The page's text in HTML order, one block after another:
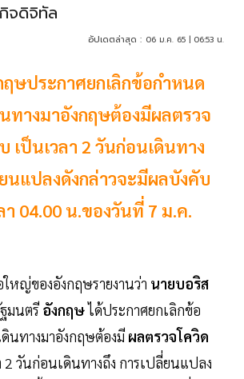
จดิจิทัล
อัปเดตล่าสุด : 06 ม.ค. 65 | 06:53 น.
ฤษประกาศยกเลิกข้อกำหนด
ทางมาอังกฤษต้องมีผลตรวจ
เป็นเวลา 2 วันก่อนเดินทาง
นแปลงดังกล่าวจะมีผลบังคับ
า 04.00 น.ของวันที่ 7 ม.ค.
หญ่ของอังกฤษรายงานว่า นายบอริส
มนตรี อังกฤษได้ประกาศยกเลิกข้อ
นทางมาอังกฤษต้องมี ผลตรวจโควิด
2 วันก่อนเดินทางถึง การเปลี่ยนแปลง